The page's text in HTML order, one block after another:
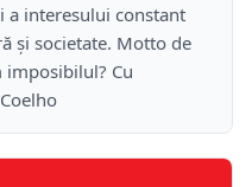
a interesului constant
și societate. Motto de
imposibilul? Cu